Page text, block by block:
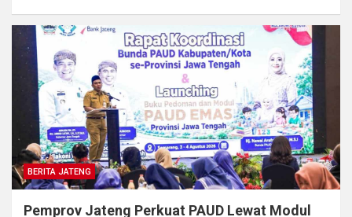
BERITA JATENG
Pemprov Jateng Perkuat PAUD Lewat Modul